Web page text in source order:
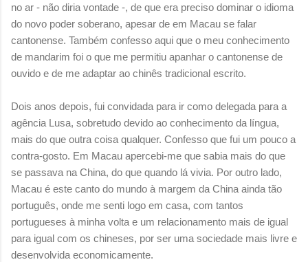
no ar - não diria vontade -, de que era preciso dominar o idioma
do novo poder soberano, apesar de em Macau se falar
cantonense. Também confesso aqui que o meu conhecimento
de mandarim foi o que me permitiu apanhar o cantonense de
ouvido e de me adaptar ao chinês tradicional escrito.
Dois anos depois, fui convidada para ir como delegada para a
agência Lusa, sobretudo devido ao conhecimento da língua,
mais do que outra coisa qualquer. Confesso que fui um pouco a
contra-gosto. Em Macau apercebi-me que sabia mais do que
se passava na China, do que quando lá vivia. Por outro lado,
Macau é este canto do mundo à margem da China ainda tão
português, onde me senti logo em casa, com tantos
portugueses à minha volta e um relacionamento mais de igual
para igual com os chineses, por ser uma sociedade mais livre e
desenvolvida economicamente.